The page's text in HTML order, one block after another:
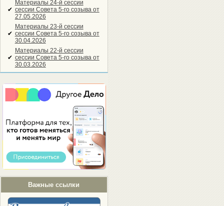
✔
Материалы 24-й сессии
сессии Совета 5-го созыва от
27.05.2026
✔
Материалы 23-й сессии
сессии Совета 5-го созыва от
30.04.2026
✔
Материалы 22-й сессии
сессии Совета 5-го созыва от
30.03.2026
Важные ссылки